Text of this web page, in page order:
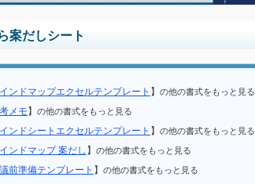
案だしシート
ンドマップエクセルテンプレート 】 の他の書式をもっと見る
メモ】 の他の書式をもっと見る
ンドシートエクセルテンプレート 】 の他の書式をもっと見る
ンドマップ 案だし 】 の他の書式をもっと見る
前準備テンプレート 】 の他の書式をもっと見る